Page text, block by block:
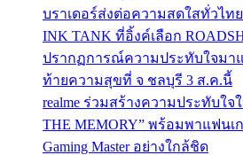
บราเดอร์ส่งต่อความสดใสทั่วไท
INK TANK ที่อิ้งค์เลือก
ปรากฏการณ์ความประทับใจมา
ท้ายความสุขที่ จ ชลบุรี 3 ส.ค.นี้
realme ร่วมสร้างความประทับใจ
THE MEMORY” พร้อมพาแฟน
Gaming Master อย่างใกล้ชิด